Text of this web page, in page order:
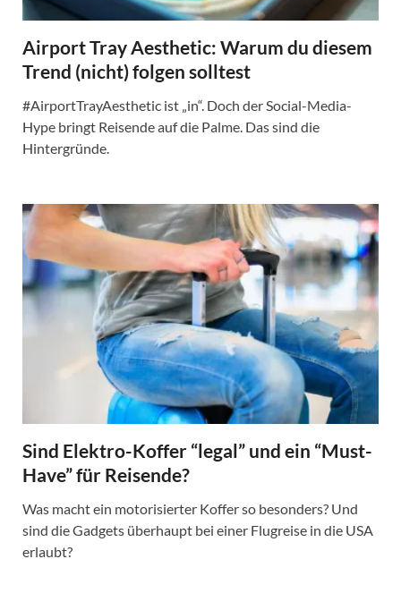
Airport Tray Aesthetic: Warum du diesem
Trend (nicht) folgen solltest
#AirportTrayAesthetic ist „in“. Doch der Social-Media-
Hype bringt Reisende auf die Palme. Das sind die
Hintergründe.
Sind Elektro-Koffer “legal” und ein “Must-
Have” für Reisende?
Was macht ein motorisierter Koffer so besonders? Und
sind die Gadgets überhaupt bei einer Flugreise in die USA
erlaubt?